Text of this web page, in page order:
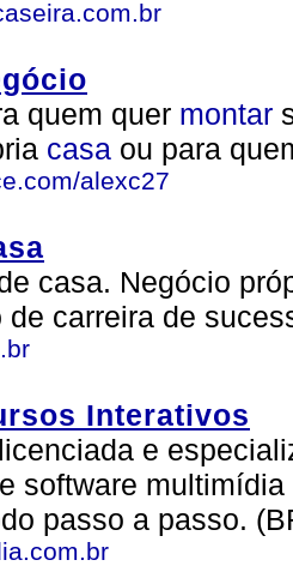
quem quer montar
casa ou para
alexc27
casa. Negócio
carreira de
Interativos
e
software
passo a passo.